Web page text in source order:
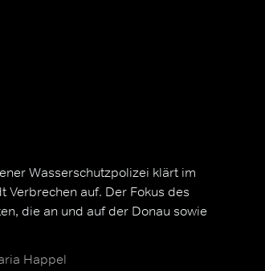
Wasserschutzpolizei klärt im
auf. Der Fokus des
die an und auf der Donau sowie
Happel